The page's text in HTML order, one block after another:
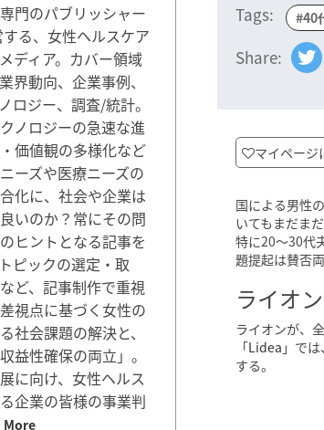
Tags: #40
Share:
マイページ
国による男性
いてもまだま
特に20～30代
題提起は賛否
ライオ
ライオンが、
「Lidea 」で
する。
門のパブリッシャー
する、女性ヘルスケア
ディア。カバー領域
界動向、企業事例、
ロジー、調査/統計。
ノロジーの急速な進
価値観の多様化など
ーズや医療ニーズの
化に、社会や企業は
いのか？常にその問
ヒントとなる記事を
ピックの選定・取
ど、記事制作で重視
視点に基づく女性の
社会課題の解決と、
益性確保の両立」。
に向け、女性ヘルス
企業の皆様の事業判
More